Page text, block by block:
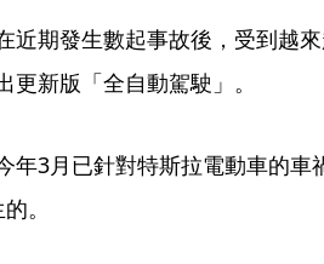
近期發生數起事故後，受到越
新版「全自動駕駛」。
年3月已針對特斯拉電動車的車
。